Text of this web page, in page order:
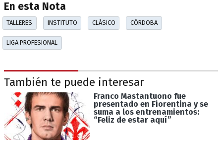
En esta Nota
TALLERES INSTITUTO CLÁSICO CÓRDOBA
LIGA PROFESIONAL
También te puede interesar
Franco Mastantuono fue
presentado en Fiorentina y se
suma a los entrenamientos:
“Feliz de estar aquí”